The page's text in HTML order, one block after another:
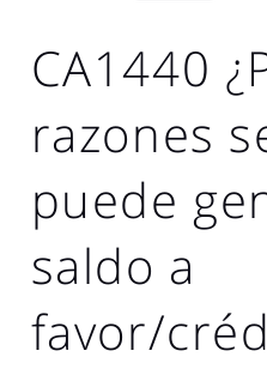
CA1440
razones
puede
saldo a
favor/